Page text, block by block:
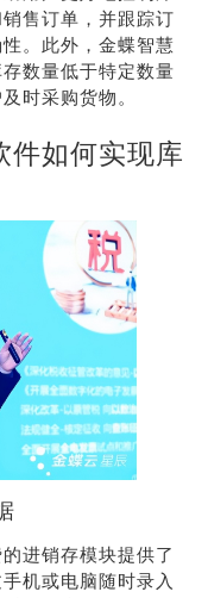
售订单，并跟踪订
。此外，金蝶智慧
数量低于特定数量
时采购货物。
件如何实现库
进销存模块提供了
机或电脑随时录入